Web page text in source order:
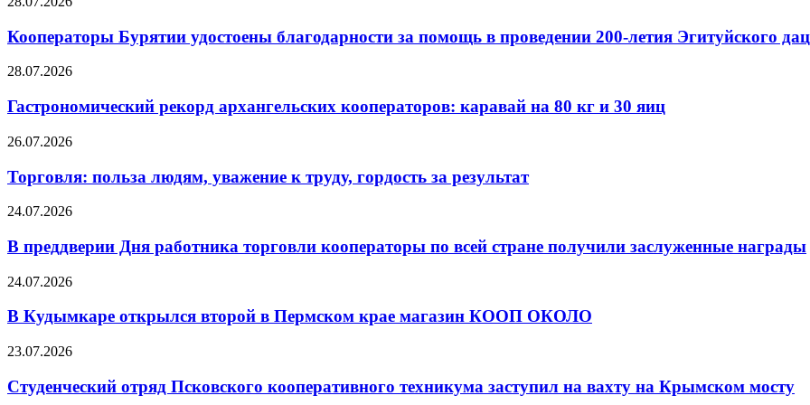
Кооператоры Бурятии удостоены благодарности за помощь в проведении 200-летия Эгитуйского
28.07.2026
Гастрономический рекорд архангельских кооператоров: каравай на 80 кг и 30 яиц
26.07.2026
Торговля: польза людям, уважение к труду, гордость за результат
24.07.2026
В преддверии Дня работника торговли кооператоры по всей стране получили заслуженные награды
24.07.2026
В Кудымкаре открылся второй в Пермском крае магазин КООП ОКОЛО
23.07.2026
Студенческий отряд Псковского кооперативного техникума заступил на вахту на Крымском мосту